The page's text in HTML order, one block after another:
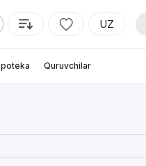
UZ
Quruvchilar